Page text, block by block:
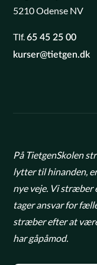
5210 Odense NV
Tlf.65 45 25 00
kurser@tietgen.dk
På TietgenSkolen
lytter til hinanden,
nye veje. Vi
tager ansvar for
stræber efter at
har gåpåmod.